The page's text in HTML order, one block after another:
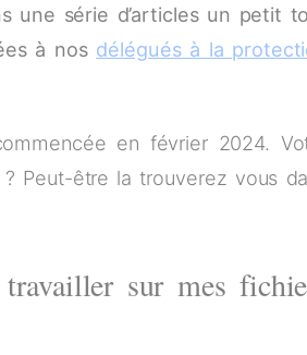
une série d’articles un petit
à nos délégués à la
en février 2024.
Peut-être la trouverez vous
sur mes